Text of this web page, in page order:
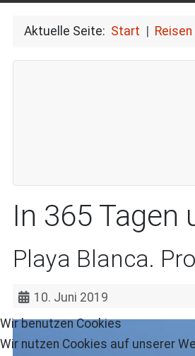
Aktuelle Seite: Start Reisen
In 365 Tagen
Playa Blanca.
10. Juni 2019
Wir benutzen Cookies
Wir nutzen Cookies auf unserer